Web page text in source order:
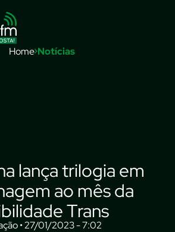
Home Notícias
lança trilogia em
ao mês da
Trans
• 27/01/2023 - 7:02